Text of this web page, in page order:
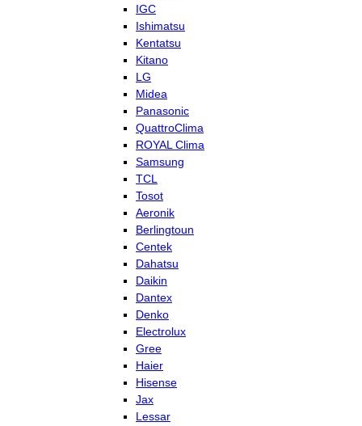
IGC
Ishimatsu
Kentatsu
Kitano
LG
Midea
Panasonic
QuattroClima
ROYAL Clima
Samsung
TCL
Tosot
Aeronik
Berlingtoun
Centek
Dahatsu
Daikin
Dantex
Denko
Electrolux
Gree
Haier
Hisense
Jax
Lessar